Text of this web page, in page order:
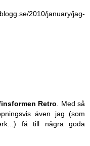
2010/january/jag-
Retro . Med så
även jag (som
få till några goda